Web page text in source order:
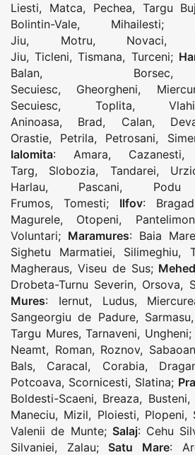
Liesti, Matca, Pechea, Targu
Bolintin-Vale, Mihailesti;
Jiu, Motru, Novaci,
Jiu,Ticleni,Tismana, Turceni;
Balan, Borsec
Secuiesc, Gheorgheni,
Secuiesc, Toplita,
Aninoasa, Brad, Calan,
Orastie, Petrila, Petrosani,
Ialomita: Amara, Cazanesti,
Targ, Slobozia, Tandarei,
Harlau, Pascani,
Frumos, Tomesti; Ilfov:
Magurele, Otopeni, Pantelimon
Voluntari; Maramures: Baia Mare
Sighetu Marmatiei, Silimeghiu,
Magheraus, Viseu de Sus;
Drobeta-Turnu Severin, Orsova,
Mures: Iernut, Ludus,
Sangeorgiu de Padure, Sarmasu,
Targu Mures,Tarnaveni, Ungheni;
Neamt, Roman, Roznov,
Bals, Caracal, Corabia,
Potcoava, Scornicesti, Slatina;
Boldesti-Scaeni, Breaza, Busteni,
Maneciu, Mizil, Ploiesti, Plopeni,
Valenii de Munte; Salaj: Cehu
Silvaniei, Zalau; Satu Mare: